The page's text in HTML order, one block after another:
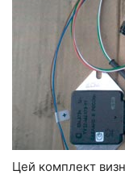
Цей комплект